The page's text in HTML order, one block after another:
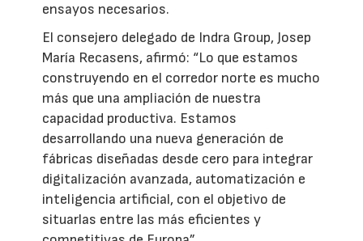
ensayos necesarios.
El consejero delegado de Indra Group, Josep
María Recasens, afirmó: “Lo que estamos
construyendo en el corredor norte es mucho
más que una ampliación de nuestra
capacidad productiva. Estamos
desarrollando una nueva generación de
fábricas diseñadas desde cero para integrar
digitalización avanzada, automatización e
inteligencia artificial, con el objetivo de
situarlas entre las más eficientes y